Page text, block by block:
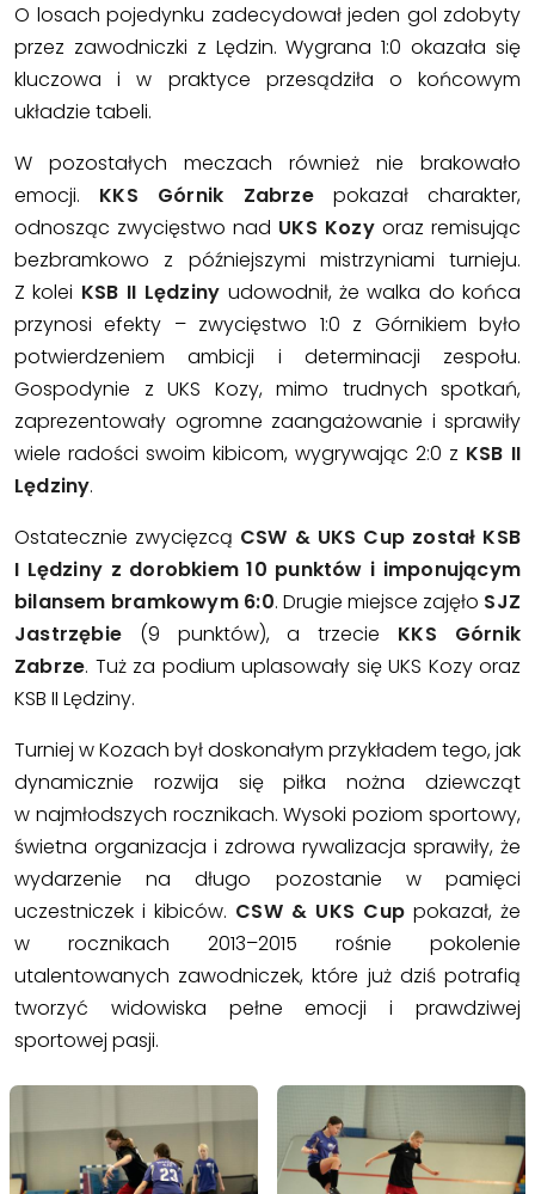
O losach pojedynku zadecydował jeden gol zdobyty
przez zawodniczki z Lędzin. Wygrana 1:0 okazała się
kluczowa i w praktyce przesądziła o końcowym
układzie tabeli.
W pozostałych meczach również nie brakowało
emocji. KKS Górnik Zabrzepokazał charakter,
odnosząc zwycięstwo nad UKS Kozyoraz remisując
bezbramkowo z późniejszymi mistrzyniami turnieju.
Z kolei KSB II Lędziny udowodnił, że walka do końca
przynosi efekty – zwycięstwo 1:0 z Górnikiem było
potwierdzeniem ambicji i determinacji zespołu.
Gospodynie z UKS Kozy, mimo trudnych spotkań,
zaprezentowały ogromne zaangażowanie i sprawiły
wiele radości swoim kibicom, wygrywając 2:0 z KSB II
Lędziny.
Ostatecznie zwycięzcą CSW & UKS Cup został KSB
I Lędziny z dorobkiem 10 punktów i imponującym
bilansem bramkowym 6:0. Drugie miejsce zajęło SJZ
Jastrzębie (9 punktów), a trzecie KKS Górnik
Zabrze. Tuż za podium uplasowały się UKS Kozy oraz
KSB II Lędziny.
Turniej w Kozach był doskonałym przykładem tego, jak
dynamicznie rozwija się piłka nożna dziewcząt
w najmłodszych rocznikach. Wysoki poziom sportowy,
świetna organizacja i zdrowa rywalizacja sprawiły, że
wydarzenie na długo pozostanie w pamięci
uczestniczek i kibiców. CSW & UKS Cuppokazał, że
w rocznikach 2013–2015 rośnie pokolenie
utalentowanych zawodniczek, które już dziś potrafią
tworzyć widowiska pełne emocji i prawdziwej
sportowej pasji.